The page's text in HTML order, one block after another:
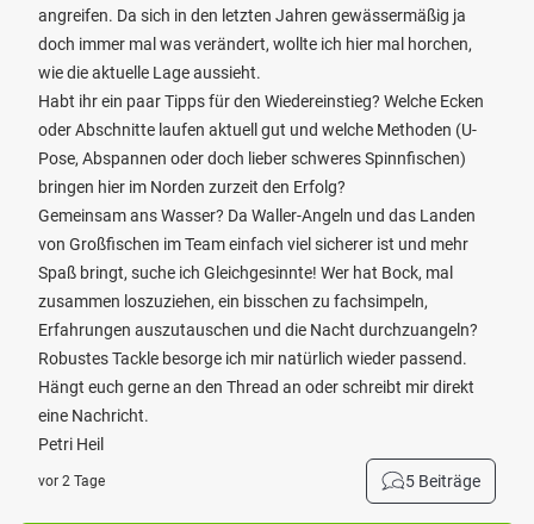
angreifen. Da sich in den letzten Jahren gewässermäßig ja
doch immer mal was verändert, wollte ich hier mal horchen,
wie die aktuelle Lage aussieht.
Habt ihr ein paar Tipps für den Wiedereinstieg? Welche Ecken
oder Abschnitte laufen aktuell gut und welche Methoden (U-
Pose, Abspannen oder doch lieber schweres Spinnfischen)
bringen hier im Norden zurzeit den Erfolg?
Gemeinsam ans Wasser? Da Waller-Angeln und das Landen
von Großfischen im Team einfach viel sicherer ist und mehr
Spaß bringt, suche ich Gleichgesinnte! Wer hat Bock, mal
zusammen loszuziehen, ein bisschen zu fachsimpeln,
Erfahrungen auszutauschen und die Nacht durchzuangeln?
Robustes Tackle besorge ich mir natürlich wieder passend.
Hängt euch gerne an den Thread an oder schreibt mir direkt
eine Nachricht.
Petri Heil
vor 2 Tage 5 Beiträge